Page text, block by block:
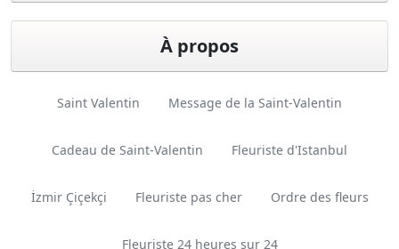
À propos
Saint Valentin Message de la Saint-Valentin
Cadeau de Saint-Valentin Fleuriste d'Istanbul
İzmir Çiçekçi Fleuriste pas cher Ordre des fleurs
Fleuriste 24 heures sur 24